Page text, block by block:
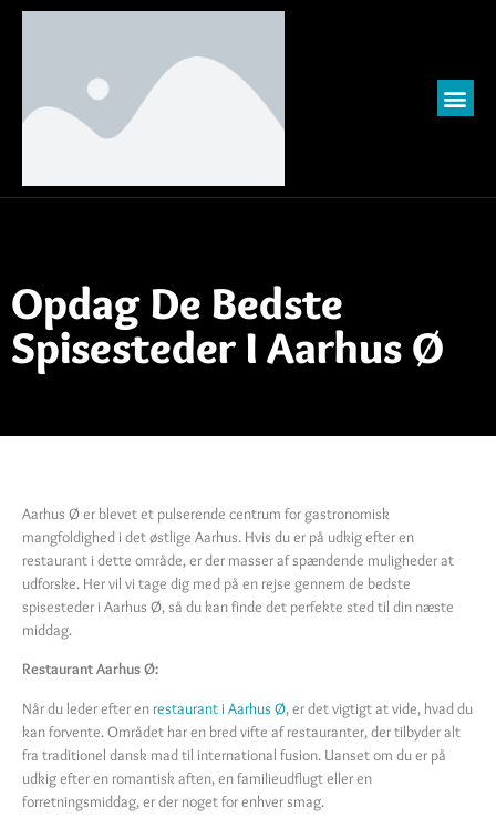
Opdag De Bedste
Spisesteder I Aarhus Ø
Aarhus Ø er blevet et pulserende centrum for gastronomisk
mangfoldighed i det østlige Aarhus. Hvis du er på udkig efter en
restaurant i dette område, er der masser af spændende muligheder at
udforske. Her vil vi tage dig med på en rejse gennem de bedste
spisesteder i Aarhus Ø, så du kan finde det perfekte sted til din næste
middag.
Restaurant Aarhus Ø:
Når du leder efter enrestaurant i Aarhus Ø, er det vigtigt at vide, hvad du
kan forvente. Området har en bred vifte af restauranter, der tilbyder alt
fra traditionel dansk mad til international fusion. Uanset om du er på
udkig efter en romantisk aften, en familieudflugt eller en
forretningsmiddag, er der noget for enhver smag.